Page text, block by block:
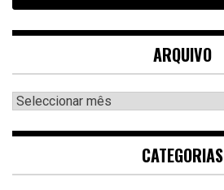
ARQUIVO
Arquivo
CATEGORIAS